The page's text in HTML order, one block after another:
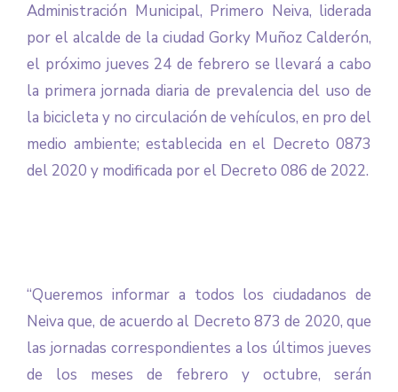
Administración Municipal, Primero Neiva, liderada
por el alcalde de la ciudad Gorky Muñoz Calderón,
el próximo jueves 24 de febrero se llevará a cabo
la primera jornada diaria de prevalencia del uso de
la bicicleta y no circulación de vehículos, en pro del
medio ambiente; establecida en el Decreto 0873
del 2020 y modificada por el Decreto 086 de 2022.
“Queremos informar a todos los ciudadanos de
Neiva que, de acuerdo al Decreto 873 de 2020, que
las jornadas correspondientes a los últimos jueves
de los meses de febrero y octubre, serán